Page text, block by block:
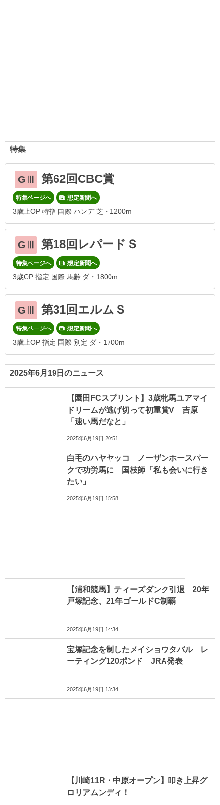
特集
GⅢ 第62回CBC賞
特集ページへ 想定新聞へ
3歳上OP 特指 国際 ハンデ 芝・1200m
GⅢ 第18回レパードＳ
特集ページへ 想定新聞へ
3歳OP 指定 国際 馬齢 ダ・1800m
GⅢ 第31回エルムＳ
特集ページへ 想定新聞へ
3歳上OP 指定 国際 別定 ダ・1700m
2025年6月19日のニュース
【園田FCスプリント】3歳牝馬ユアマイ
ドリームが逃げ切って初重賞V 吉原
「速い馬だなと」
2025年6月19日 20:51
白毛のハヤヤッコ ノーザンホースパー
クで功労馬に 国枝師「私も会いに行き
たい」
2025年6月19日 15:58
【浦和競馬】ティーズダンク引退 20年
戸塚記念、21年ゴールドC制覇
2025年6月19日 14:34
宝塚記念を制したメイショウタバル レ
ーティング120ポンド JRA発表
2025年6月19日 13:34
【川崎11R・中原オープン】叩き上昇グ
ロリアムンディ！